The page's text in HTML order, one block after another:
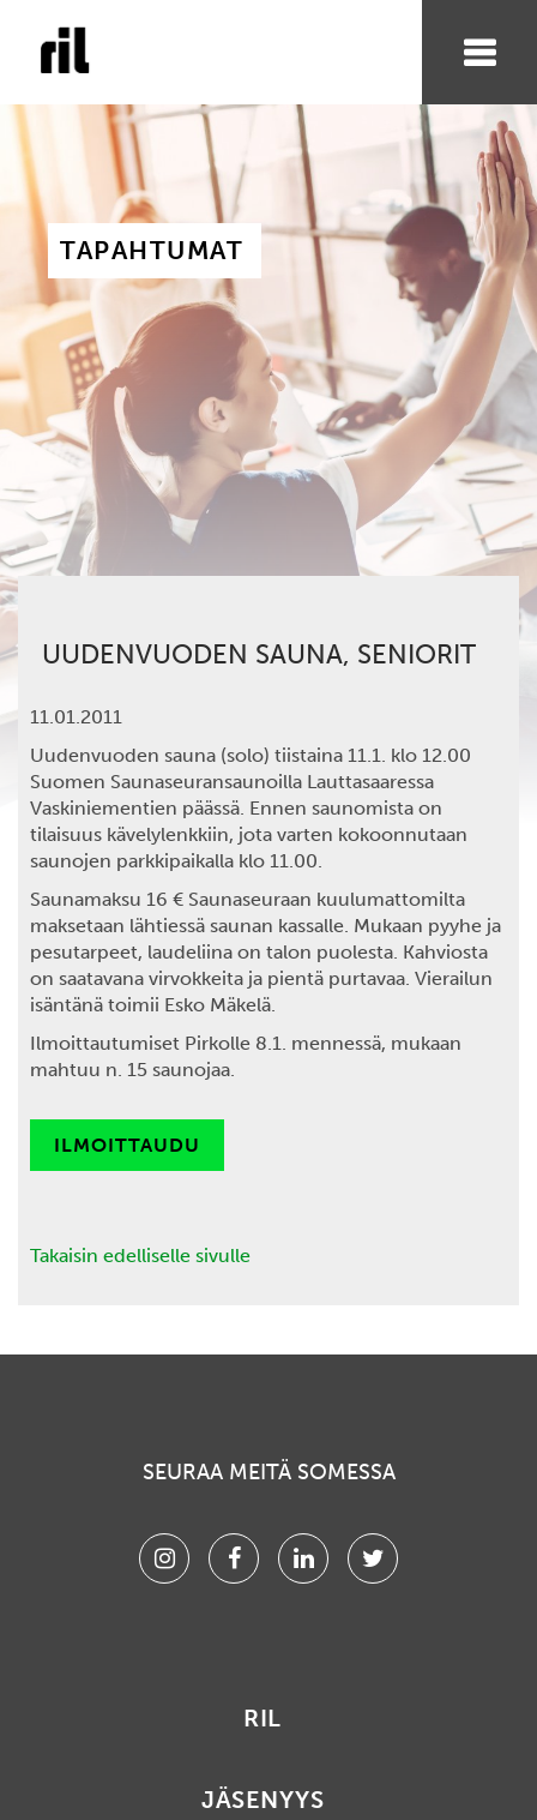
TAPAHTUMAT
UUDENVUODEN SAUNA, SENIORIT
11.01.2011
Uudenvuoden sauna (solo) tiistaina 11.1. klo 12.00
Suomen Saunaseuransaunoilla Lauttasaaressa
Vaskiniementien päässä. Ennen saunomista on
tilaisuus kävelylenkkiin, jota varten kokoonnutaan
saunojen parkkipaikalla klo 11.00.
Saunamaksu 16 € Saunaseuraan kuulumattomilta
maksetaan lähtiessä saunan kassalle. Mukaan pyyhe ja
pesutarpeet, laudeliina on talon puolesta. Kahviosta
on saatavana virvokkeita ja pientä purtavaa. Vierailun
isäntänä toimii Esko Mäkelä.
Ilmoittautumiset Pirkolle 8.1. mennessä, mukaan
mahtuu n. 15 saunojaa.
ILMOITTAUDU
Takaisin edelliselle sivulle
SEURAA MEITÄ SOMESSA
InstagramFacebookLinkedinTwitter
RIL
JÄSENYYS